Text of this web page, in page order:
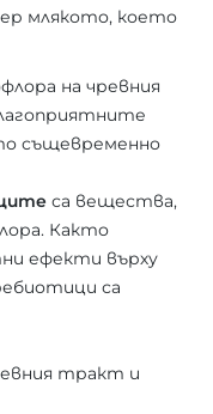
млякото, което
на чревния
същевременно
са вещества,
Както
ефекти върху
са
тракт и